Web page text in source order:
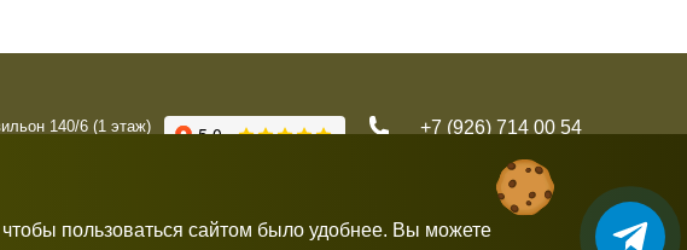
140/6 (1 этаж)
+7 (926) 714 00 54
пользоваться сайтом было удобнее. Вы можете